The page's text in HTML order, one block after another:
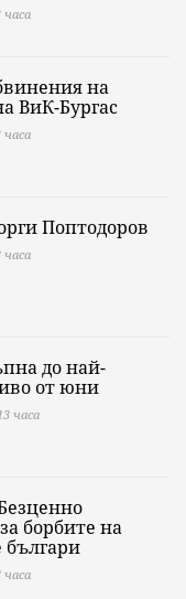
часа
на
ВиК-Бургас
часа
Поптодоров
часа
до най-
от юни
часа
борбите на
българи
часа